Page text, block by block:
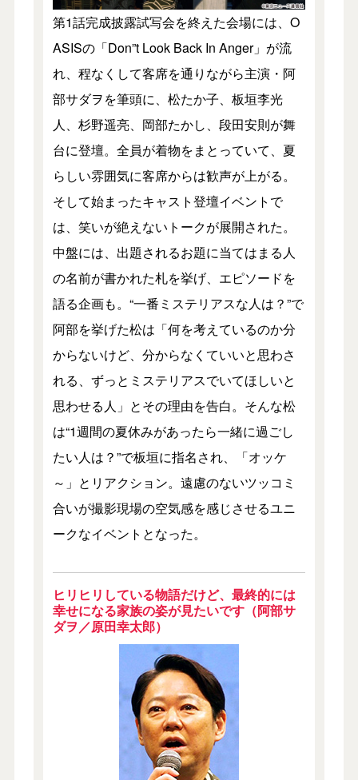
第1話完成披露試写会を終えた会場には、O
ASISの「Don”t Look Back In Anger」が流
れ、程なくして客席を通りながら主演・阿
部サダヲを筆頭に、松たか子、板垣李光
人、杉野遥亮、岡部たかし、段田安則が舞
台に登壇。全員が着物をまとっていて、夏
らしい雰囲気に客席からは歓声が上がる。
そして始まったキャスト登壇イベントで
は、笑いが絶えないトークが展開された。
中盤には、出題されるお題に当てはまる人
の名前が書かれた札を挙げ、エピソードを
語る企画も。“一番ミステリアスな人は？”で
阿部を挙げた松は「何を考えているのか分
からないけど、分からなくていいと思わさ
れる、ずっとミステリアスでいてほしいと
思わせる人」とその理由を告白。そんな松
は“1週間の夏休みがあったら一緒に過ごし
たい人は？”で板垣に指名され、「オッケ
～」とリアクション。遠慮のないツッコミ
合いが撮影現場の空気感を感じさせるユニ
ークなイベントとなった。
ヒリヒリしている物語だけど、最終的には
幸せになる家族の姿が見たいです（阿部サ
ダヲ／原田幸太郎）